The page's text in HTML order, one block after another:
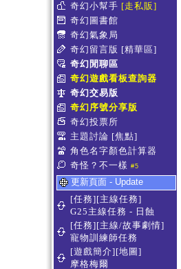
奇幻小幫手 [走私販]
奇幻圖書館
奇幻氣象局
奇幻留言版 [精華區]
奇幻閒聊區
奇幻遊戲看板查詢器
奇幻交易版
奇幻序號分享版
奇幻投票所
主題討論 [焦點]
角色名字顏色計算器
奇怪？不一樣 #5
更新頁面 - Update
[任務][主線任務]
G25主線任務 - 日蝕
[任務][主線/故事劇情]
寵物訓練師任務
[遊戲簡介][地圖]
摩格梅爾